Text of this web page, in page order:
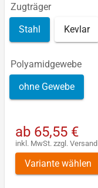
Zugträger
Stahl Kevlar
Polyamidgewebe
ohne Gewebe
ab 65,55 €
inkl. MwSt. zzgl. Versand
Variante wählen